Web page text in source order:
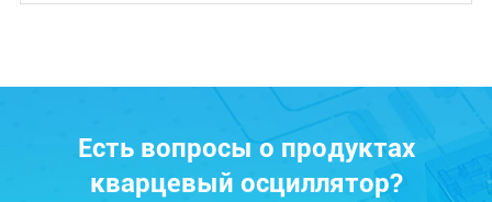
Есть вопросы о продуктах
кварцевый осциллятор?